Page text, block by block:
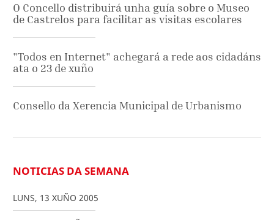
O Concello distribuirá unha guía sobre o Museo
de Castrelos para facilitar as visitas escolares
"Todos en Internet" achegará a rede aos cidadáns
ata o 23 de xuño
Consello da Xerencia Municipal de Urbanismo
NOTICIAS DA SEMANA
LUNS, 13 XUÑO 2005